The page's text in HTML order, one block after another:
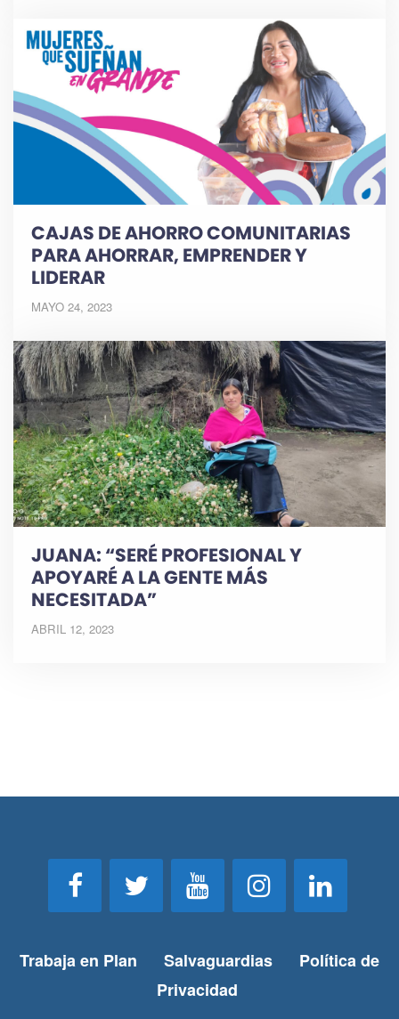
CAJAS DE AHORRO COMUNITARIAS
PARA AHORRAR, EMPRENDER Y
LIDERAR
MAYO 24, 2023
JUANA: “SERÉ PROFESIONAL Y
APOYARÉ A LA GENTE MÁS
NECESITADA”
ABRIL 12, 2023
Trabaja en Plan Salvaguardias
Política de
Privacidad